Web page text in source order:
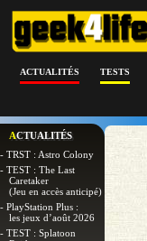
ACTUALITÉS TESTS
ACTUALITÉS
- TRST : Astro Colony
- TEST : The Last
Caretaker
(Jeu en accès anticipé)
- PlayStation Plus :
les jeux d’août 2026
- TEST : Splatoon